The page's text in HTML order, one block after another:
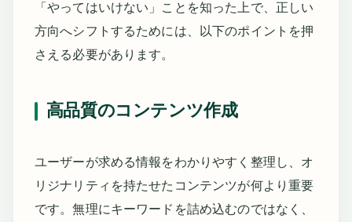
「やってはいけない」ことを知った上で、正しい
方向へシフトするためには、以下のポイントを押
さえる必要があります。
高品質のコンテンツ作成
ユーザーが求める情報をわかりやすく整理し、オ
リジナリティを持たせたコンテンツが何より重要
です。無理にキーワードを詰め込むのではなく、